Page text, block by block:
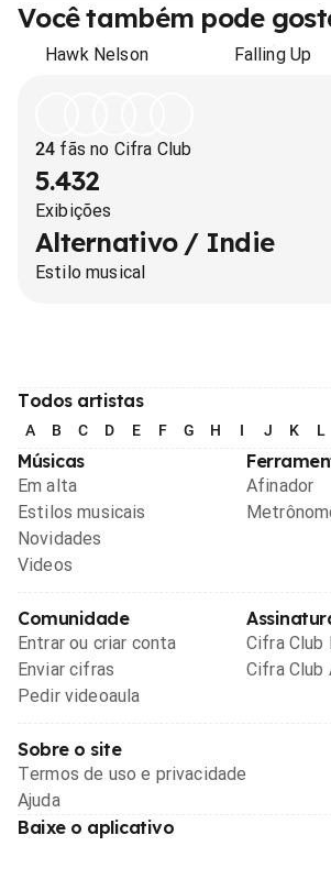
Você também pode
Hawk Nelson Falling Up
24 fãs no Cifra Club
5.432
Exibições
Alternativo / Indie
Estilo musical
Todos artistas
A B C D E F G H I J K L
Músicas
Em alta
Estilos musicais
Novidades
Videos
Afinador
Comunidade
Entrar ou criar conta
Enviar cifras
Pedir videoaula
Cifra Club
Cifra Club
Sobre o site
Termos de uso e privacidade
Ajuda
Baixe o aplicativo